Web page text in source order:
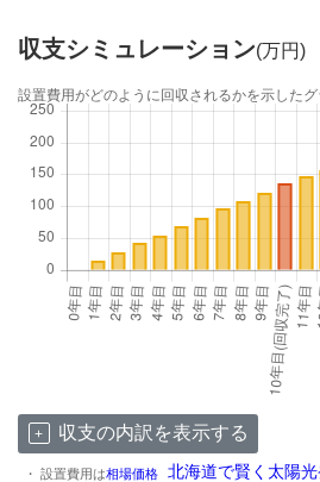
収支シミュレーション(万円)
設置費用がどのように回収されるかを示したグ
収支の内訳を表示する
北海道で賢く太陽
・ 設置費用は相場価格